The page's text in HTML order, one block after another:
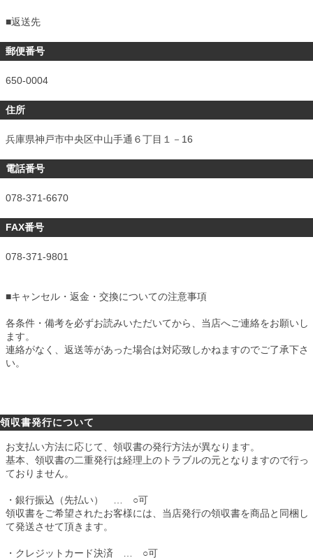
■返送先
郵便番号
650-0004
住所
兵庫県神戸市中央区中山手通６丁目１－16
電話番号
078-371-6670
FAX番号
078-371-9801
■キャンセル・返金・交換についての注意事項
各条件・備考を必ずお読みいただいてから、当店へご連絡をお願いし
ます。
連絡がなく、返送等があった場合は対応致しかねますのでご了承下さ
い。
領収書発行について
お支払い方法に応じて、領収書の発行方法が異なります。
基本、領収書の二重発行は経理上のトラブルの元となりますので行っ
ておりません。
・銀行振込（先払い） … ○可
領収書をご希望されたお客様には、当店発行の領収書を商品と同梱し
て発送させて頂きます。
・クレジットカード決済 … ○可